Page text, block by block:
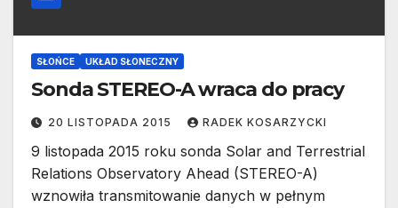
SŁOŃCE UKŁAD SŁONECZNY
Sonda STEREO-A wraca do pracy
20 LISTOPADA 2015 RADEK KOSARZYCKI
9 listopada 2015 roku sonda Solar and Terrestrial
Relations Observatory Ahead (STEREO-A)
wznowiła transmitowanie danych w pełnym